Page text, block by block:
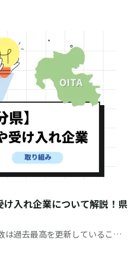
。 この記事では、埼玉県の在
け入れ企業について解説！県
は過去最高を更新していること
外国人労働者の中でも、どの